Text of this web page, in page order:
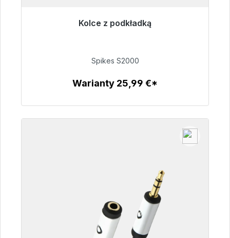
Kolce z podkładką
Gotowy do natychmiastowej wysyłki, czas
51,49 €
Spikes S2000
Warianty 25,99 €*